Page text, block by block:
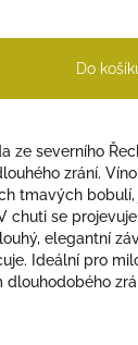
Do
ze severního
zrání.
tmavých
chuti se
elegantní
Ideální pro